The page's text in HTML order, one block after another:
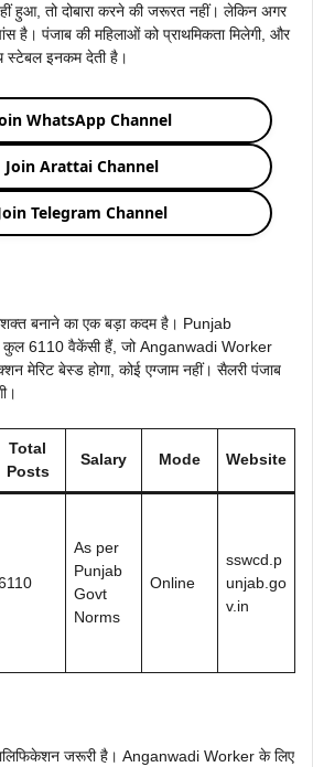
हुआ, तो दोबारा करने की जरूरत नहीं। लेकिन अगर
है। पंजाब की महिलाओं को प्राथमिकता मिलेगी, और
स्टेबल इनकम देती है।
WhatsApp Channel
Join Arattai Channel
Telegram Channel
बनाने का एक बड़ा कदम है। Punjab
6110 वैकेंसी हैं, जो Anganwadi Worker
मेरिट बेस्ड होगा, कोई एग्जाम नहीं। सैलरी पंजाब
Total
Posts
Salary Mode Website
As per
Punjab
Govt
Norms
Online
sswcd.p
unjab.go
v.in
जरूरी है। Anganwadi Worker के लिए